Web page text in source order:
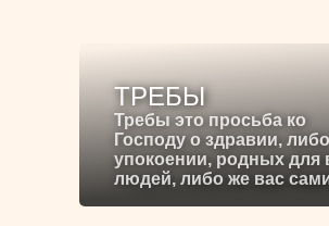
ТРЕБЫ
Требы это просьба ко
Господу о здравии,
упокоении, родных для
людей, либо же вас